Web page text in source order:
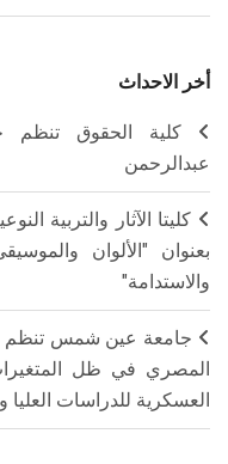
أخر الاحداث
كلية الحقوق تنظم
عبدالرحمن
كليتا الآثار والتربية
بعنوان "الألوان
والاستدامة"
جامعة عين شمس تنظم
المصري في ظل المتغيرات
العسكرية للدراسات العليا